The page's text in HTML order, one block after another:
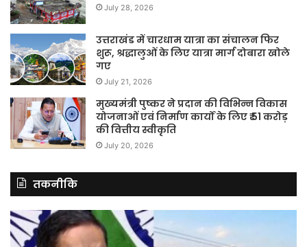
July 28, 2026
उत्तराखंड में चारधाम यात्रा का संचालन फिर
शुरू, श्रद्धालुओं के लिए यात्रा मार्ग दोबारा खोले
गए
July 21, 2026
मुख्यमंत्री पुष्कर ने प्रदान की विभिन्न विकास
योजनाओं एवं निर्माण कार्यों के लिए ₹ 51 करोड़
की वित्तीय स्वीकृति
July 20, 2026
तकनीकि